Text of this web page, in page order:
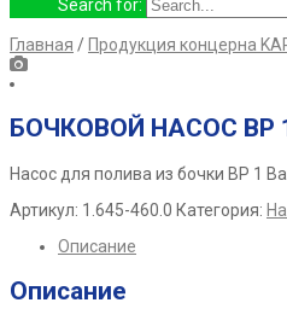
Search for:
Главная / Продукция концерна
БОЧКОВОЙ НАСОС BP
Насос для полива из бочки BP 1
Артикул: 1.645-460.0 Категория:
Описание
Описание